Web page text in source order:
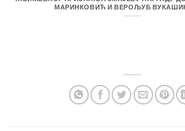
МАРИНКОВИЋ И ВЕРОЉУБ